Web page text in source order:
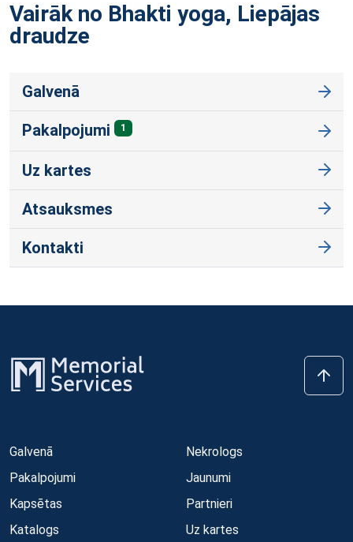
Vairāk no Bhakti yoga, Liepājas
draudze
Galvenā
Pakalpojumi 1
Uz kartes
Atsauksmes
Kontakti
Galvenā
Pakalpojumi
Kapsētas
Katalogs
Nekrologs
Jaunumi
Partnieri
Uz kartes